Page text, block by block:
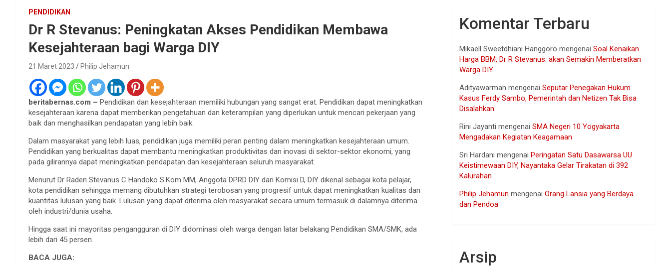
PENDIDIKAN
Dr R Stevanus: Peningkatan Akses Pendidikan Membawa
Kesejahteraan bagi Warga DIY
21 Maret 2023 Philip Jehamun
beritabernas.com – Pendidikan dan kesejahteraan memiliki hubungan yang sangat erat. Pendidikan dapat meningkatkan
kesejahteraan karena dapat memberikan pengetahuan dan keterampilan yang diperlukan untuk mencari pekerjaan yang
baik dan menghasilkan pendapatan yang lebih baik.
Dalam masyarakat yang lebih luas, pendidikan juga memiliki peran penting dalam meningkatkan kesejahteraan umum.
Pendidikan yang berkualitas dapat membantu meningkatkan produktivitas dan inovasi di sektor-sektor ekonomi, yang
pada gilirannya dapat meningkatkan pendapatan dan kesejahteraan seluruh masyarakat.
Menurut Dr Raden Stevanus C Handoko S.Kom MM, Anggota DPRD DIY dari Komisi D, DIY dikenal sebagai kota pelajar,
kota pendidikan sehingga memang dibutuhkan strategi terobosan yang progresif untuk dapat meningkatkan kualitas dan
kuantitas lulusan yang baik. Lulusan yang dapat diterima oleh masyarakat secara umum termasuk di dalamnya diterima
oleh industri/dunia usaha.
Hingga saat ini mayoritas pengangguran di DIY didominasi oleh warga dengan latar belakang Pendidikan SMA/SMK, ada
lebih dari 45 persen.
BACA JUGA:
Komentar Terbaru
Mikaell Sweetdhiani Hanggoro mengenaiSoal Kenaikan
Harga BBM, Dr R Stevanus: akan Semakin Memberatkan
Warga DIY
Adityawarman mengenaiSeputar Penegakan Hukum
Kasus Ferdy Sambo, Pemerintah dan Netizen Tak Bisa
Disalahkan
Rini Jayanti mengenaiSMA Negeri 10 Yogyakarta
Mengadakan Kegiatan Keagamaan
Sri Hardani mengenaiPeringatan Satu Dasawarsa UU
Keistimewaan DIY, Nayantaka Gelar Tirakatan di 392
Kalurahan
Philip Jehamun mengenaiOrang Lansia yang Berdaya
dan Pendoa
Arsip